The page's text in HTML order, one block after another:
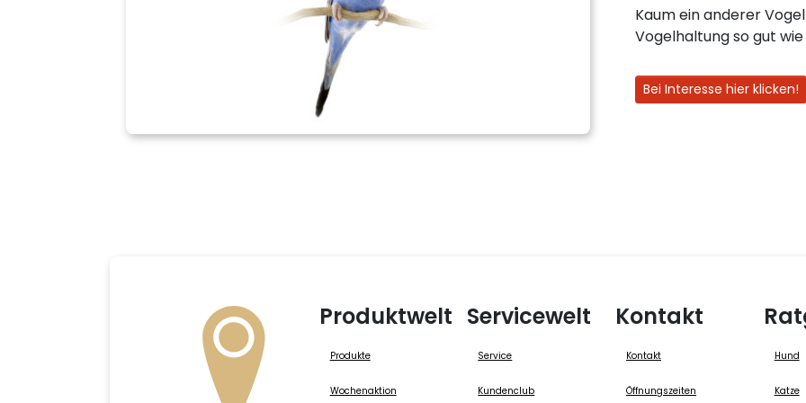
Kaum ein anderer
Vogelhaltung so gut
Bei Interesse hier klicken!
Produktwelt
Produkte
Wochenaktion
Servicewelt
Service
Kundenclub
Kontakt
Kontakt
Öffnungszeiten
Hund
Katze